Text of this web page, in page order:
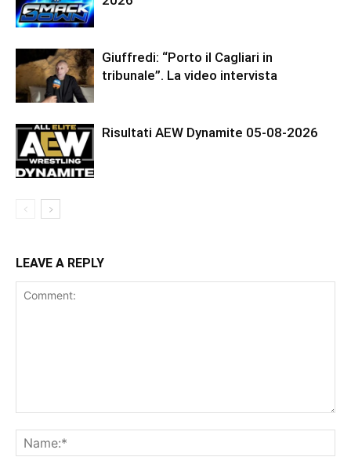
Giuffredi: “Porto il Cagliari in
tribunale”. La video intervista
Risultati AEW Dynamite 05-08-2026
LEAVE A REPLY